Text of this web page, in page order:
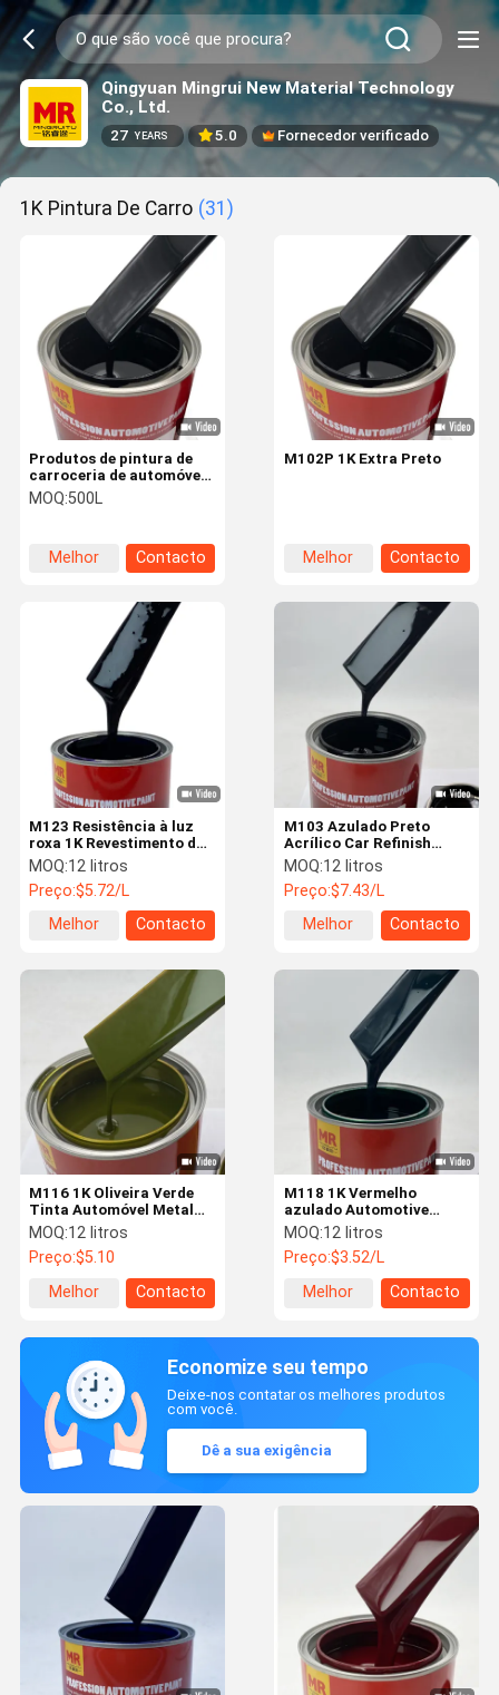
Qingyuan Mingrui New Material Technology
Co., Ltd.
27 YEARS 5.0 Fornecedor verificado
1K Pintura De Carro (31)
Produtos de pintura de
carroceria de automóveis
1k pintura preta para
carro
MOQ:500L
Melhor
Contacto
M102P 1K Extra Preto
Melhor
Contacto
M123 Resistência à luz
roxa 1K Revestimento de
pintura automotiva
Secagem rápida
MOQ:12 litros
Preço:$5.72/L
Melhor
Contacto
M103 Azulado Preto
Acrílico Car Refinish
Paint 1K Car Spray Paint
sofisticado
MOQ:12 litros
Preço:$7.43/L
Melhor
Contacto
M116 1K Oliveira Verde
Tinta Automóvel Metal
Mustard Tinta Automóvel
resistente a intempéries
MOQ:12 litros
Preço:$5.10
Melhor
Contacto
M118 1K Vermelho
azulado Automotive
Refinish Paint Resina
acrílica Restauração de
pintura de carro
MOQ:12 litros
Preço:$3.52/L
Melhor
Contacto
Economize seu tempo
Deixe-nos contatar os melhores produtos
com você.
Dê a sua exigência